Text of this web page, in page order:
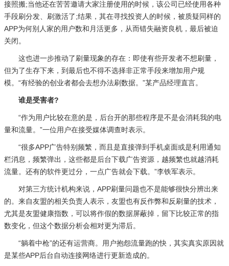
接照搬;当他还在苦苦邀请大家注册使用的时候，该公司已经使用各种
手段刷分发、刷激活了;结果，其在寻找投资人的时候，被质疑同样的
APP为何别人家的用户数和月活更多，从而错失融资良机，最后被迫
关闭。
这也进一步推动了刷量现象的存在：即使有些开发者不想刷量，
但为了生存下来，到最后也不得不选择非正常手段来增加用户规
模。“有经验的创业者都会去想办法刷数据。”某产品经理直言。
谁是受害者?
“作为用户比较在意的是，后台开的那些程序是不是会消耗我的电
量和流量。”一位用户在接受媒体调查时表示。
“很多APP广告特别频繁，而且是直接弹到手机桌面或是利用通知
栏消息，频繁弹出，这些都是后台下载广告资源，越频繁也就越消耗
流量。还有的软件更过分，一点广告就会下载。”李铁军表示。
对第三方统计机构来说，APP刷量问题也不是能够很快分辨出来
的。来自友盟的相关负责人表示，友盟也有反作弊和反刷量的技术，
尤其是友盟健康指数，可以将作假的数据屏蔽掉，留下比较正常的指
数变化，但这个数据分析会相对更为滞后。
“躺着中枪”的还有运营商。用户抱怨流量跑的快，其实真实原因就
是某些APP后台自动连接网络进行更新造成的。